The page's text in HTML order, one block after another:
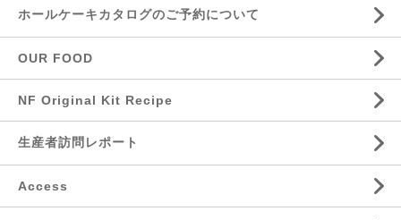
ホールケーキカタログのご予約について
OUR FOOD
NF Original Kit Recipe
生産者訪問レポート
Access